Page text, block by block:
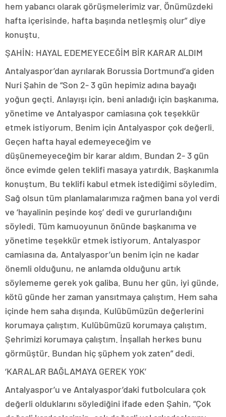
hem yabancı olarak görüşmelerimiz var. Önümüzdeki
hafta içerisinde, hafta başında netleşmiş olur” diye
konuştu.
ŞAHİN: HAYAL EDEMEYECEĞİM BİR KARAR ALDIM
Antalyaspor’dan ayrılarak Borussia Dortmund’a giden
Nuri Şahin de “Son 2- 3 gün hepimiz adına bayağı
yoğun geçti. Anlayışı için, beni anladığı için başkanıma,
yönetime ve Antalyaspor camiasına çok teşekkür
etmek istiyorum. Benim için Antalyaspor çok değerli.
Geçen hafta hayal edemeyeceğim ve
düşünemeyeceğim bir karar aldım. Bundan 2- 3 gün
önce evimde gelen teklifi masaya yatırdık. Başkanımla
konuştum. Bu teklifi kabul etmek istediğimi söyledim.
Sağ olsun tüm planlamalarımıza rağmen bana yol verdi
ve ‘hayalinin peşinde koş’ dedi ve gururlandığını
söyledi. Tüm kamuoyunun önünde başkanıma ve
yönetime teşekkür etmek istiyorum. Antalyaspor
camiasına da, Antalyaspor’un benim için ne kadar
önemli olduğunu, ne anlamda olduğunu artık
söylememe gerek yok galiba. Bunu her gün, iyi günde,
kötü günde her zaman yansıtmaya çalıştım. Hem saha
içinde hem saha dışında. Kulübümüzün değerlerini
korumaya çalıştım. Kulübümüzü korumaya çalıştım.
Şehrimizi korumaya çalıştım. İnşallah herkes bunu
görmüştür. Bundan hiç şüphem yok zaten” dedi.
‘KARALAR BAĞLAMAYA GEREK YOK’
Antalyaspor’u ve Antalyaspor’daki futbolculara çok
değerli olduklarını söylediğini ifade eden Şahin, “Çok